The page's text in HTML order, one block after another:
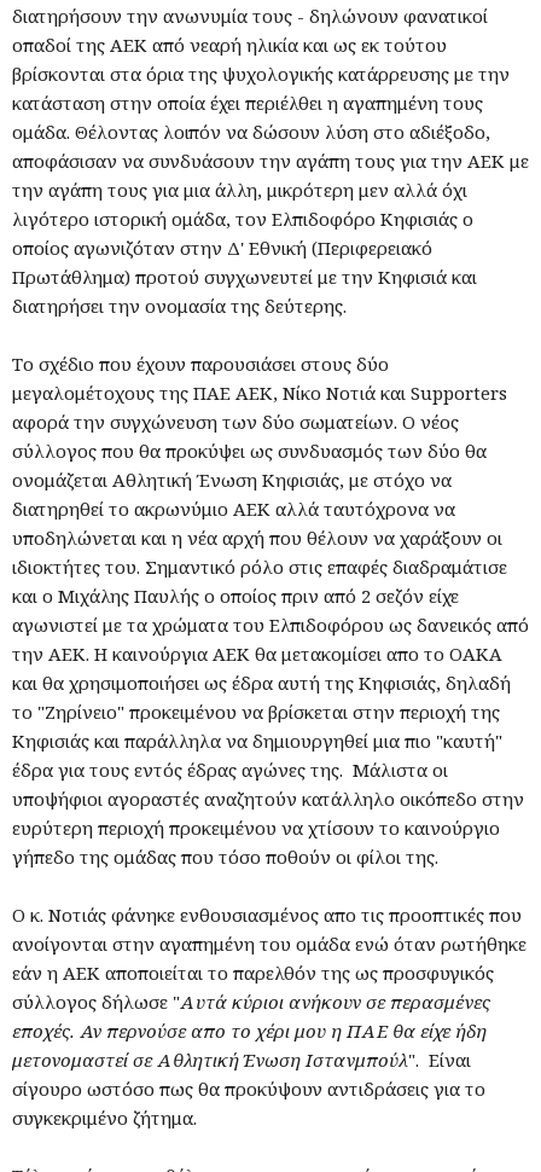
διατηρήσουν την ανωνυμία τους - δηλώνουν φανατικοί
οπαδοί της ΑΕΚ από νεαρή ηλικία και ως εκ τούτου
βρίσκονται στα όρια της ψυχολογικής κατάρρευσης με την
κατάσταση στην οποία έχει περιέλθει η αγαπημένη τους
ομάδα. Θέλοντας λοιπόν να δώσουν λύση στο αδιέξοδο,
αποφάσισαν να συνδυάσουν την αγάπη τους για την ΑΕΚ με
την αγάπη τους για μια άλλη, μικρότερη μεν αλλά όχι
λιγότερο ιστορική ομάδα, τον Ελπιδοφόρο Κηφισιάς ο
οποίος αγωνιζόταν στην Δ' Εθνική (Περιφερειακό
Πρωτάθλημα) προτού συγχωνευτεί με την Κηφισιά και
διατηρήσει την ονομασία της δεύτερης.
Το σχέδιο που έχουν παρουσιάσει στους δύο
μεγαλομέτοχους της ΠΑΕ ΑΕΚ, Νίκο Νοτιά και Supporters
αφορά την συγχώνευση των δύο σωματείων. Ο νέος
σύλλογος που θα προκύψει ως συνδυασμός των δύο θα
ονομάζεται Αθλητική Ένωση Κηφισιάς, με στόχο να
διατηρηθεί το ακρωνύμιο ΑΕΚ αλλά ταυτόχρονα να
υποδηλώνεται και η νέα αρχή που θέλουν να χαράξουν οι
ιδιοκτήτες του. Σημαντικό ρόλο στις επαφές διαδραμάτισε
και ο Μιχάλης Παυλής ο οποίος πριν από 2 σεζόν είχε
αγωνιστεί με τα χρώματα του Ελπιδοφόρου ως δανεικός από
την ΑΕΚ. Η καινούργια ΑΕΚ θα μετακομίσει απο το ΟΑΚΑ
και θα χρησιμοποιήσει ως έδρα αυτή της Κηφισιάς, δηλαδή
το "Ζηρίνειο" προκειμένου να βρίσκεται στην περιοχή της
Κηφισιάς και παράλληλα να δημιουργηθεί μια πιο "καυτή"
έδρα για τους εντός έδρας αγώνες της. Μάλιστα οι
υποψήφιοι αγοραστές αναζητούν κατάλληλο οικόπεδο στην
ευρύτερη περιοχή προκειμένου να χτίσουν το καινούργιο
γήπεδο της ομάδας που τόσο ποθούν οι φίλοι της.
Ο κ. Νοτιάς φάνηκε ενθουσιασμένος απο τις προοπτικές που
ανοίγονται στην αγαπημένη του ομάδα ενώ όταν ρωτήθηκε
εάν η ΑΕΚ αποποιείται το παρελθόν της ως προσφυγικός
σύλλογος δήλωσε "Αυτά κύριοι ανήκουν σε περασμένες
εποχές. Αν περνούσε απο το χέρι μου η ΠΑΕ θα είχε ήδη
μετονομαστεί σε Αθλητική Ένωση Ιστανμπούλ". Είναι
σίγουρο ωστόσο πως θα προκύψουν αντιδράσεις για το
συγκεκριμένο ζήτημα.